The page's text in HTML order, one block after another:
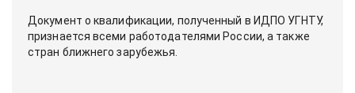
Документ о квалификации, полученный в ИДПО УГНТУ,
признается всеми работодателями России, а также
стран ближнего зарубежья.